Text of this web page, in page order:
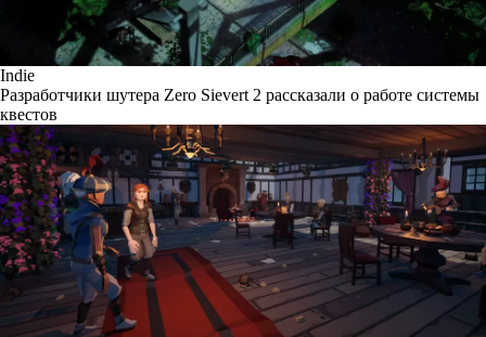
Indie
Разработчики шутера Zero Sievert 2 рассказали о работе системы
квестов